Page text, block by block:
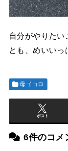
自分がやりた
とも、めいいっ
母ゴコロ
ポスト
6件のコメ